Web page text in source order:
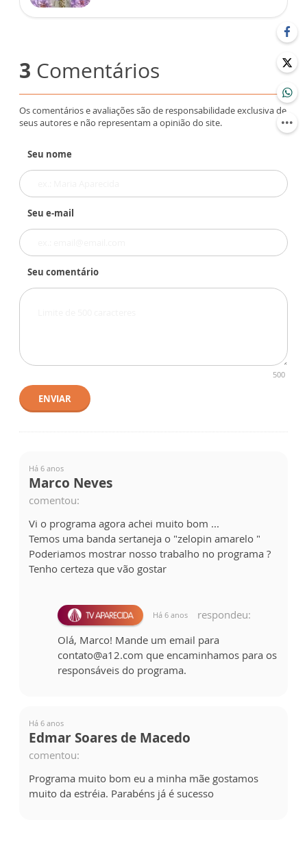
3 Comentários
Os comentários e avaliações são de responsabilidade exclusiva de
seus autores e não representam a opinião do site.
Seu nome
Seu e-mail
Seu comentário
500
ENVIAR
Há 6 anos
Marco Neves
comentou:
Vi o programa agora achei muito bom ...
Temos uma banda sertaneja o "zelopin amarelo "
Poderiamos mostrar nosso trabalho no programa ?
Tenho certeza que vão gostar
Há 6 anos
respondeu:
Olá, Marco! Mande um email para
contato@a12.com que encaminhamos para os
responsáveis do programa.
Há 6 anos
Edmar Soares de Macedo
comentou:
Programa muito bom eu a minha mãe gostamos
muito da estréia. Parabéns já é sucesso